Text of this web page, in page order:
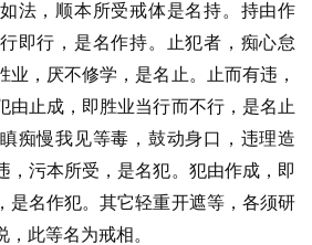
法，顺本所受戒体是名持。持由作
即行，是名作持。止犯者，痴心怠
业，厌不修学，是名止。止而有违，
由止成，即胜业当行而不行，是名止
痴慢我见等毒，鼓动身口，违理造
，污本所受，是名犯。犯由作成，即
是名作犯。其它轻重开遮等，各须研
此等名为戒相。